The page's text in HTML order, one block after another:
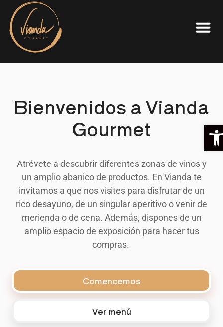
Bienvenidos a Vianda
Gourmet
Atrévete a descubrir diferentes zonas de vinos y
un amplio abanico de productos. En Vianda te
invitamos a que nos visites para disfrutar de un
rico desayuno, de un singular aperitivo o venir de
merienda o de cena. Además, dispones de un
amplio espacio de exposición para hacer tus
compras.
Comencemos
Ver menú